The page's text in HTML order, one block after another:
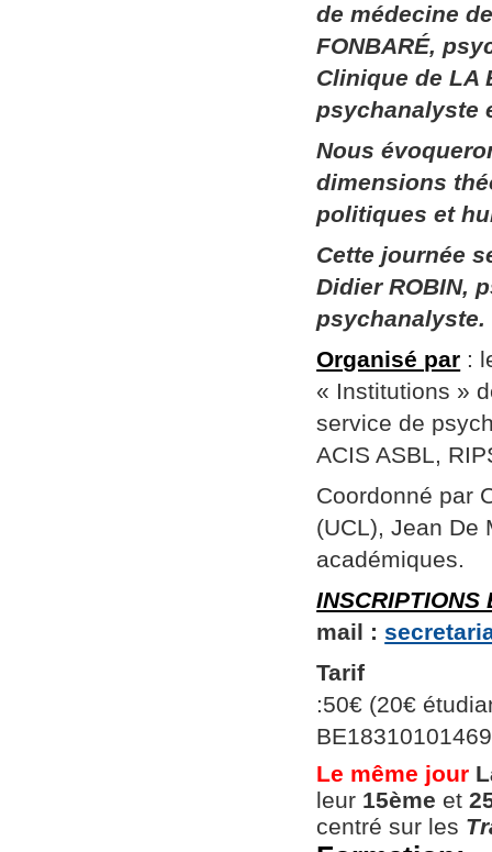
de médecine
FONBARÉ,
Clinique de LA
psychanalyste
Nous
dimensions
politiques et
Cette journée
Didier ROBIN,
psychanalyste.
Organisé par :
« Institutions »
service de
ACIS ASBL,
Coordonné par
(UCL), Jean De
académiques.
INSCRIPTIONS
mail :
Tarif
:50€ (20€
Le même jour
leur 15ème et
centré sur les